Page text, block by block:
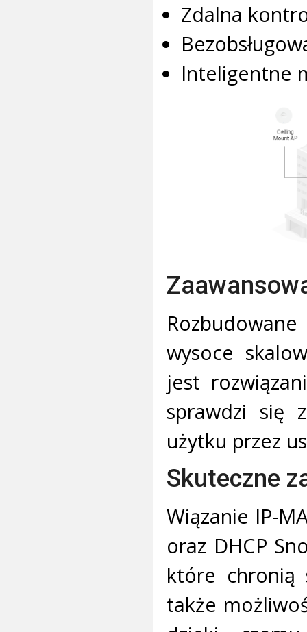
Zdalna
Inteligentne
wysoce
jest
sprawdzi się
użytku przez
Skuteczne
Wiązanie IP-
oraz DHCP
które chronią
także